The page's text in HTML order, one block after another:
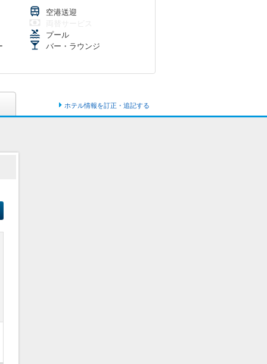
【ハワイのおすすめホテル】2026年版！過ごし
方で選べる20選♪
空港送迎
プール
バー・ラウンジ
ホテル情報を訂正・追記する